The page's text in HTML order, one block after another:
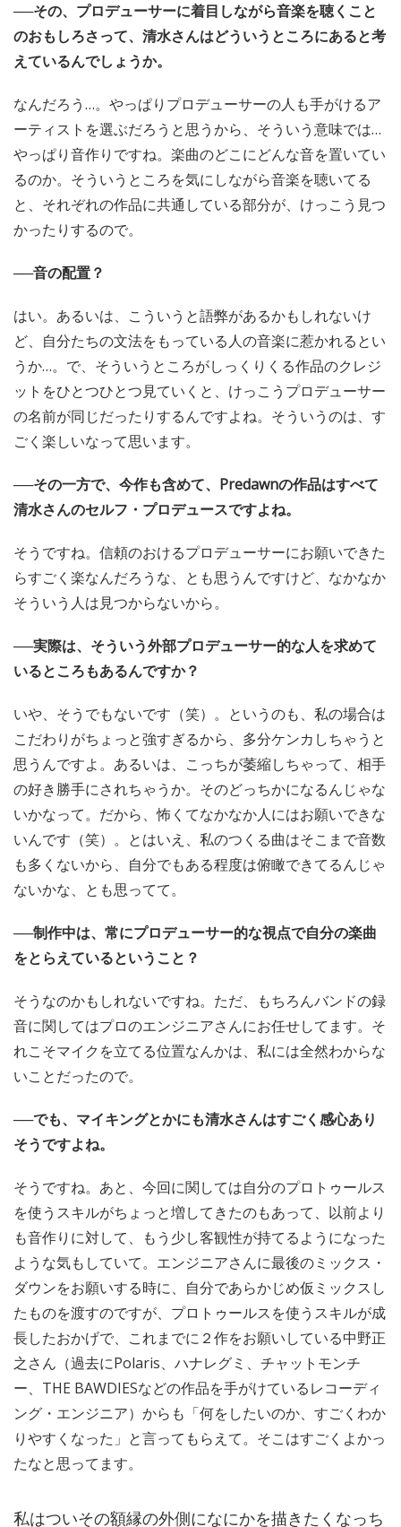
──その、プロデューサーに着目しながら音楽を聴くこと
のおもしろさって、清水さんはどういうところにあると考
えているんでしょうか。
なんだろう…。やっぱりプロデューサーの人も手がけるア
ーティストを選ぶだろうと思うから、そういう意味では…
やっぱり音作りですね。楽曲のどこにどんな音を置いてい
るのか。そういうところを気にしながら音楽を聴いてる
と、それぞれの作品に共通している部分が、けっこう見つ
かったりするので。
──音の配置？
はい。あるいは、こういうと語弊があるかもしれないけ
ど、自分たちの文法をもっている人の音楽に惹かれるとい
うか…。で、そういうところがしっくりくる作品のクレジ
ットをひとつひとつ見ていくと、けっこうプロデューサー
の名前が同じだったりするんですよね。そういうのは、す
ごく楽しいなって思います。
──その一方で、今作も含めて、Predawnの作品はすべて
清水さんのセルフ・プロデュースですよね。
そうですね。信頼のおけるプロデューサーにお願いできた
らすごく楽なんだろうな、とも思うんですけど、なかなか
そういう人は見つからないから。
──実際は、そういう外部プロデューサー的な人を求めて
いるところもあるんですか？
いや、そうでもないです（笑）。というのも、私の場合は
こだわりがちょっと強すぎるから、多分ケンカしちゃうと
思うんですよ。あるいは、こっちが萎縮しちゃって、相手
の好き勝手にされちゃうか。そのどっちかになるんじゃな
いかなって。だから、怖くてなかなか人にはお願いできな
いんです（笑）。とはいえ、私のつくる曲はそこまで音数
も多くないから、自分でもある程度は俯瞰できてるんじゃ
ないかな、とも思ってて。
──制作中は、常にプロデューサー的な視点で自分の楽曲
をとらえているということ？
そうなのかもしれないですね。ただ、もちろんバンドの録
音に関してはプロのエンジニアさんにお任せしてます。そ
れこそマイクを立てる位置なんかは、私には全然わからな
いことだったので。
──でも、マイキングとかにも清水さんはすごく感心あり
そうですよね。
そうですね。あと、今回に関しては自分のプロトゥールス
を使うスキルがちょっと増してきたのもあって、以前より
も音作りに対して、もう少し客観性が持てるようになった
ような気もしていて。エンジニアさんに最後のミックス・
ダウンをお願いする時に、自分であらかじめ仮ミックスし
たものを渡すのですが、プロトゥールスを使うスキルが成
長したおかげで、これまでに２作をお願いしている中野正
之さん（過去にPolaris、ハナレグミ、チャットモンチ
ー、THE BAWDIESなどの作品を手がけているレコーディ
ング・エンジニア）からも「何をしたいのか、すごくわか
りやすくなった」と言ってもらえて。そこはすごくよかっ
たなと思ってます。
私はついその額縁の外側になにかを描きたくなっち